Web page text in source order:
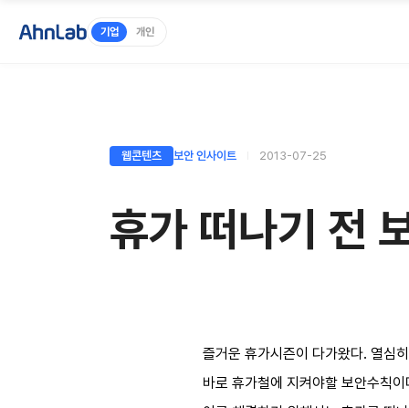
기업 개인
웹콘텐츠 보안 인사이트 2013-07-25
휴가 떠나기 전
즐거운 휴가시즌이 다가왔다. 열심
바로 휴가철에 지켜야할 보안수칙